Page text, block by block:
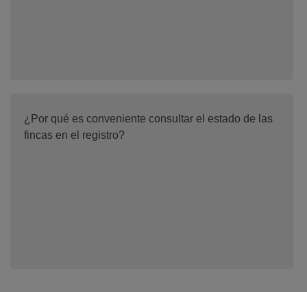
¿Por qué es conveniente consultar el estado de las
fincas en el registro?